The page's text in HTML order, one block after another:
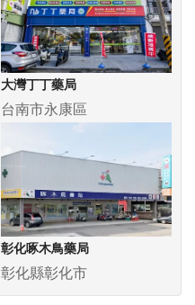
大灣丁丁藥局
台南市永康區
彰化啄木鳥藥局
彰化縣彰化市